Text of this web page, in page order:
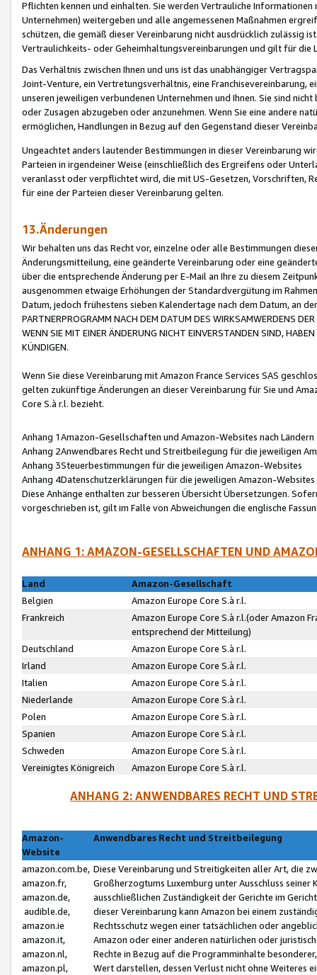
Pflichten kennen und einhalten. Sie werden Vertrauliche
Unternehmen) weitergeben und alle angemessenen Maßnahmen
schützen, die gemäß dieser Vereinbarung nicht ausdrücklich zulässig
Vertraulichkeits- oder Geheimhaltungsvereinbarungen und gilt für die
Das Verhältnis zwischen Ihnen und uns ist das unabhängiger
Joint-Venture, ein Vertretungsverhältnis, eine Franchisevereinbarung,
unseren jeweiligen verbundenen Unternehmen und Ihnen. Sie sind
oder Zusagen abzugeben oder anzunehmen. Wenn Sie eine andere
ermöglichen, Handlungen in Bezug auf den Gegenstand dieser
Ungeachtet anders lautender Bestimmungen in dieser Vereinbarung
Parteien in irgendeiner Weise (einschließlich des Ergreifens oder
veranlasst oder verpflichtet wird, die mit US-Gesetzen, Vorschriften,
für eine der Parteien dieser Vereinbarung gelten.
13.Änderungen
Wir behalten uns das Recht vor, einzelne oder alle Bestimmungen
Änderungsmitteilung, eine geänderte Vereinbarung oder eine
über die entsprechende Änderung per E-Mail an Ihre zu diesem
ausgenommen etwaige Erhöhungen der Standardvergütung im
Datum, jedoch frühestens sieben Kalendertage nach dem Datum, an
PARTNERPROGRAMM NACH DEM DATUM DES WIRKSAMWERDENS
WENN SIE MIT EINER ÄNDERUNG NICHT EINVERSTANDEN SIND,
KÜNDIGEN.
Wenn Sie diese Vereinbarung mit Amazon France Services SAS
gelten zukünftige Änderungen an dieser Vereinbarung für Sie und
Core S.à r.l. bezieht.
Anhang 1Amazon-Gesellschaften und Amazon-Websites nach Ländern
Anhang 2Anwendbares Recht und Streitbeilegung für die jeweiligen
Anhang 3Steuerbestimmungen für die jeweiligen Amazon-Websites
Anhang 4Datenschutzerklärungen für die jeweiligen Amazon-Websites
Diese Anhänge enthalten zur besseren Übersicht Übersetzungen.
vorgeschrieben ist, gilt im Falle von Abweichungen die englische
ANHANG 1: AMAZON-GESELLSCHAFTEN UND
Land
Amazon-Gesellschaft
Belgien
Amazon Europe Core S.à r.l.
Frankreich
Amazon Europe Core S.à r.l.(oder Amazon
entsprechend der Mitteilung)
Deutschland
Amazon Europe Core S.à r.l.
Irland
Amazon Europe Core S.à r.l.
Italien
Amazon Europe Core S.à r.l.
Niederlande
Amazon Europe Core S.à r.l.
Polen
Amazon Europe Core S.à r.l.
Spanien
Amazon Europe Core S.à r.l.
Schweden
Amazon Europe Core S.à r.l.
Vereinigtes Königreich
Amazon Europe Core S.à r.l.
ANHANG 2: ANWENDBARES RECHT UND
Amazon-
Website
Anwendbares Recht und Streitbeilegung
amazon.com.be,
amazon.fr,
amazon.de,
audible.de,
amazon.ie
amazon.it,
amazon.nl,
amazon.pl,
Diese Vereinbarung und Streitigkeiten aller Art, die
Großherzogtums Luxemburg unter Ausschluss
ausschließlichen Zuständigkeit der Gerichte im
dieser Vereinbarung kann Amazon bei einem
Rechtsschutz wegen einer tatsächlichen oder
Amazon oder einer anderen natürlichen oder
Rechte in Bezug auf die Programminhalte
Wert darstellen, dessen Verlust nicht ohne Weiteres